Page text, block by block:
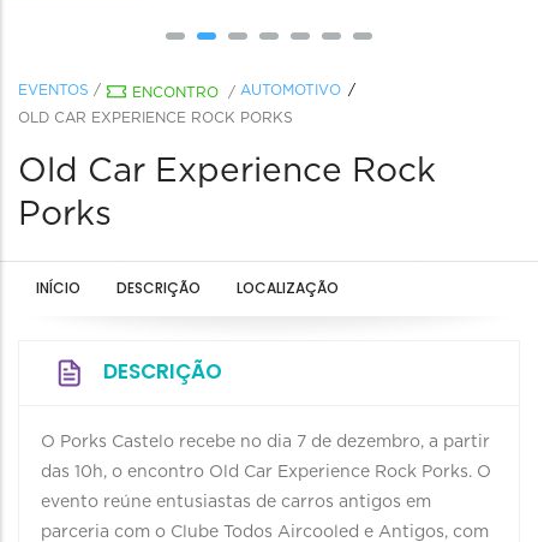
EVENTOS / ENCONTRO / AUTOMOTIVO
OLD CAR EXPERIENCE ROCK PORKS
Old Car Experience Rock
Porks
INÍCIO DESCRIÇÃO LOCALIZAÇÃO
DESCRIÇÃO
O Porks Castelo recebe no dia 7 de dezembro, a partir
das 10h, o encontro Old Car Experience Rock Porks. O
evento reúne entusiastas de carros antigos em
parceria com o Clube Todos Aircooled e Antigos, com